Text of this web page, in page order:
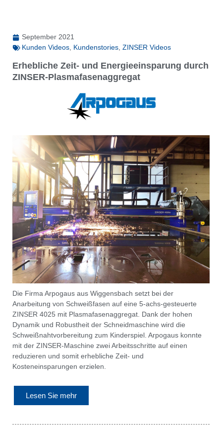
September 2021
Kunden Videos, Kundenstories, ZINSER Videos
Erhebliche Zeit- und Energieeinsparung durch
ZINSER-Plasmafasenaggregat
Die Firma Arpogaus aus Wiggensbach setzt bei der
Anarbeitung von Schweißfasen auf eine 5-achs-gesteuerte
ZINSER 4025 mit Plasmafasenaggregat. Dank der hohen
Dynamik und Robustheit der Schneidmaschine wird die
Schweißnahtvorbereitung zum Kinderspiel. Arpogaus konnte
mit der ZINSER-Maschine zwei Arbeitsschritte auf einen
reduzieren und somit erhebliche Zeit- und
Kosteneinsparungen erzielen.
Lesen Sie mehr